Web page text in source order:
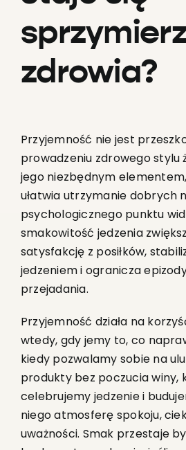
zdrowia?
Przyjemność nie jest
prowadzeniu zdrowego stylu
jego niezbędnym
ułatwia utrzymanie dobrych
psychologicznego punktu
smakowitość jedzenia
satysfakcję z posiłków,
jedzeniem i ogranicza
przejadania.
Przyjemność działa na
wtedy, gdy jemy to, co
kiedy pozwalamy sobie na
produkty bez poczucia winy,
celebrujemy jedzenie i
niego atmosferę spokoju,
uważności. Smak przestaje